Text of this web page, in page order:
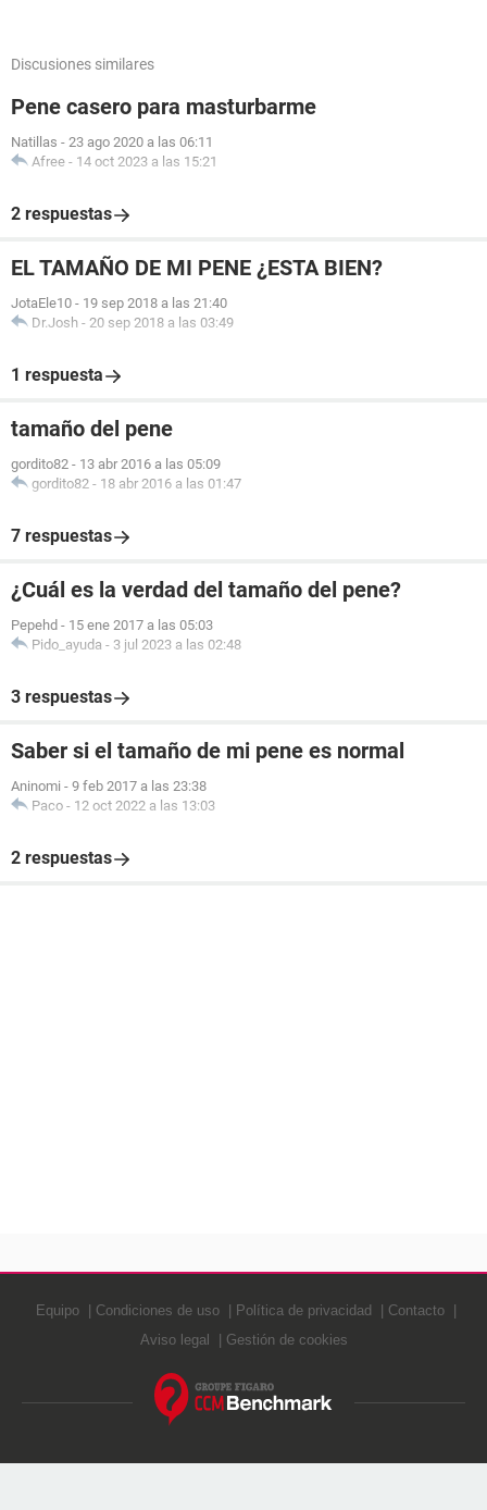
Discusiones similares
Pene casero para masturbarme
Natillas - 23 ago 2020 a las 06:11
Afree - 14 oct 2023 a las 15:21
2 respuestas
EL TAMAÑO DE MI PENE ¿ESTA BIEN?
JotaEle10 - 19 sep 2018 a las 21:40
Dr.Josh - 20 sep 2018 a las 03:49
1 respuesta
tamaño del pene
gordito82 - 13 abr 2016 a las 05:09
gordito82 - 18 abr 2016 a las 01:47
7 respuestas
¿Cuál es la verdad del tamaño del pene?
Pepehd - 15 ene 2017 a las 05:03
Pido_ayuda - 3 jul 2023 a las 02:48
3 respuestas
Saber si el tamaño de mi pene es normal
Aninomi - 9 feb 2017 a las 23:38
Paco - 12 oct 2022 a las 13:03
2 respuestas
Equipo Condiciones de uso Política de privacidad
Contacto
Aviso legal
Gestión de cookies